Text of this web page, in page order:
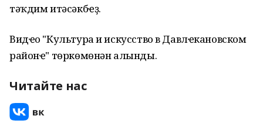
тәҡдим итәсәкбҽҙ.
Видҽо "Культура и искусство в Давлҽкановском
районҽ" төркөмөнән алынды.
Читайте нас